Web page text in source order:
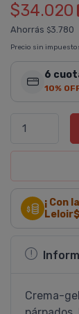
$34.020
Ahorrás $3.780
Precio sin
6
10%
¡ Con
Crema-